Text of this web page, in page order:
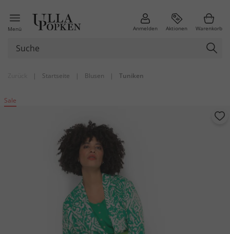
Menü Anmelden Aktionen Warenkorb
| Startseite | Blusen | Tuniken
Sale